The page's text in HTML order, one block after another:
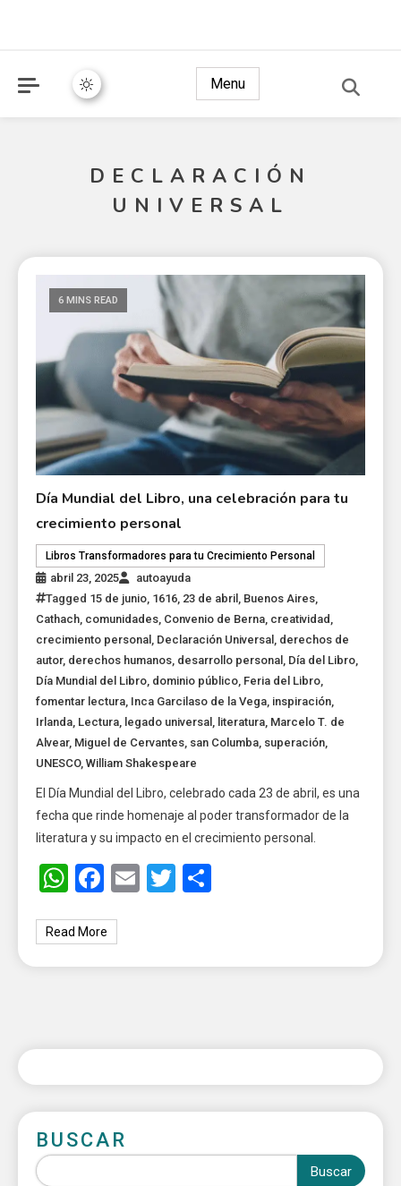
Menu
DECLARACIÓN
UNIVERSAL
6 MINS READ
Día Mundial del Libro, una celebración para tu
crecimiento personal
Libros Transformadores para tu Crecimiento Personal
abril 23, 2025
autoayuda
Tagged 15 de junio, 1616, 23 de abril , Buenos Aires,
Cathach, comunidades, Convenio de Berna, creatividad ,
crecimiento personal , Declaración Universal , derechos de
autor, derechos humanos, desarrollo personal , Día del Libro,
Día Mundial del Libro, dominio público, Feria del Libro,
fomentar lectura, Inca Garcilaso de la Vega, inspiración,
Irlanda, Lectura, legado universal , literatura, Marcelo T. de
Alvear, Miguel de Cervantes, san Columba, superación,
UNESCO,William Shakespeare
El Día Mundial del Libro, celebrado cada 23 de abril, es una
fecha que rinde homenaje al poder transformador de la
literatura y su impacto en el crecimiento personal.
WhatsApp
Facebook
EmailTwitter
Read More
BUSCAR
Buscar